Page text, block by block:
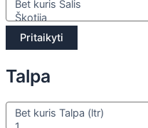
Pritaikyti
Talpa